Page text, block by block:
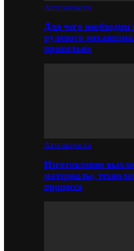
Автозапчасти
Для чего
рулевого
правильно
Автозапчасти
Изготовление
материалы,
процесса